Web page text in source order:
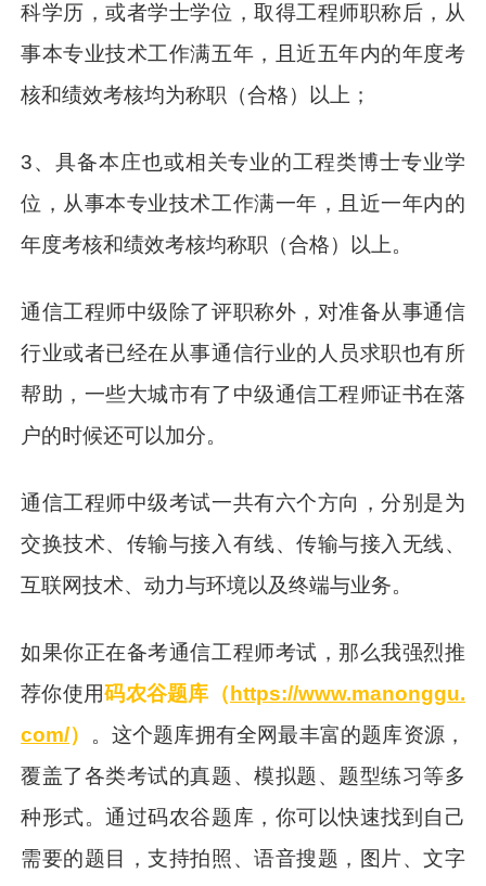
科学历，或者学士学位，取得工程师职称后，从
事本专业技术工作满五年，且近五年内的年度考
核和绩效考核均为称职（合格）以上；
3、具备本庄也或相关专业的工程类博士专业学
位，从事本专业技术工作满一年，且近一年内的
年度考核和绩效考核均称职（合格）以上。
通信工程师中级除了评职称外，对准备从事通信
行业或者已经在从事通信行业的人员求职也有所
帮助，一些大城市有了中级通信工程师证书在落
户的时候还可以加分。
通信工程师中级考试一共有六个方向，分别是为
交换技术、传输与接入有线、传输与接入无线、
互联网技术、动力与环境以及终端与业务。
如果你正在备考通信工程师考试，那么我强烈推
荐你使用码农谷题库（ https://www.manonggu.
com/）
。这个题库拥有全网最丰富的题库资源，
覆盖了各类考试的真题、模拟题、题型练习等多
种形式。通过码农谷题库，你可以快速找到自己
需要的题目，支持拍照、语音搜题，图片、文字